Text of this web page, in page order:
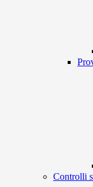
Controlli